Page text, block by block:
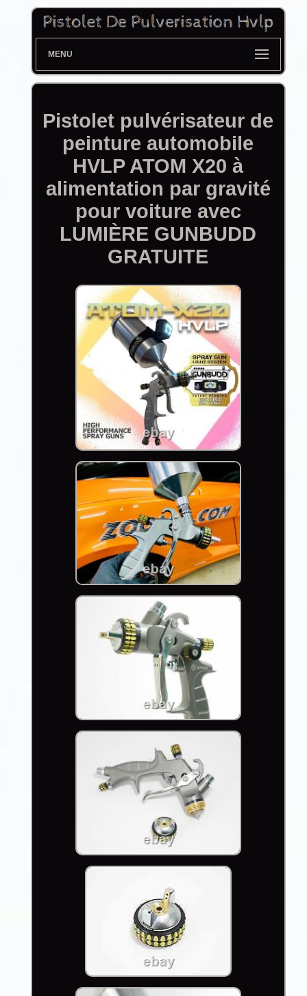
MENU
Pistolet pulvérisateur de
peinture automobile
HVLP ATOM X20 à
alimentation par gravité
pour voiture avec
LUMIÈRE GUNBUDD
GRATUITE